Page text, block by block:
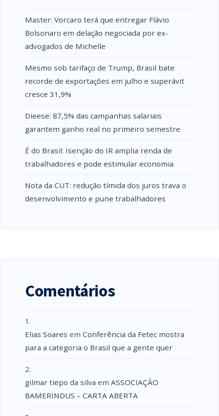
Master: Vorcaro terá que entregar Flávio
Bolsonaro em delação negociada por ex-
advogados de Michelle
Mesmo sob tarifaço de Trump, Brasil bate
recorde de exportações em julho e superávit
cresce 31,9%
Dieese: 87,5% das campanhas salariais
garantem ganho real no primeiro semestre
É do Brasil: Isenção do IR amplia renda de
trabalhadores e pode estimular economia
Nota da CUT: redução tímida dos juros trava o
desenvolvimento e pune trabalhadores
Comentários
Elias Soares em Conferência da Fetec mostra
para a categoria o Brasil que a gente quer
gilmar tiepo da silva em ASSOCIAÇÃO
BAMERINDUS – CARTA ABERTA